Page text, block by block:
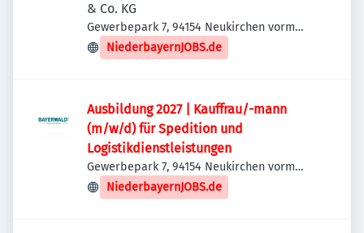
& Co. KG
Gewerbepark 7, 94154 Neukirchen vorm
Wald, Deutschland
NiederbayernJOBS.de
Ausbildung 2027 | Kauffrau/-mann
(m/w/d) für Spedition und
Logistikdienstleistungen
Gewerbepark 7, 94154 Neukirchen vorm
Wald, Deutschland
NiederbayernJOBS.de